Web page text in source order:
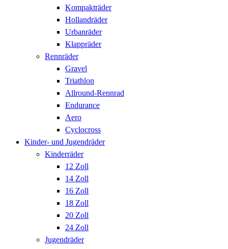
Kompakträder
Hollandräder
Urbanräder
Klappräder
Rennräder
Gravel
Triathlon
Allround-Rennrad
Endurance
Aero
Cyclocross
Kinder- und Jugendräder
Kinderräder
12 Zoll
14 Zoll
16 Zoll
18 Zoll
20 Zoll
24 Zoll
Jugendräder